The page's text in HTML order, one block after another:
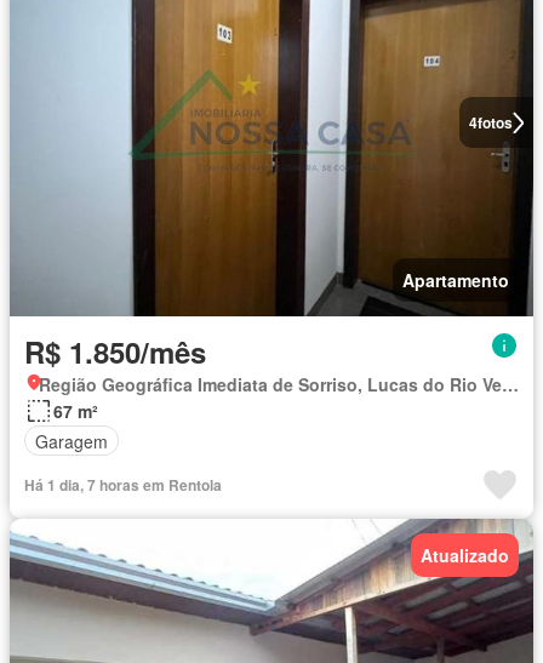
4fotos
Apartamento
R$ 1.850/mês
Região Geográfica Imediata de Sorriso, Lucas do Rio Verde
67 m²
Garagem
Há 1 dia, 7 horas em Rentola
Atualizado